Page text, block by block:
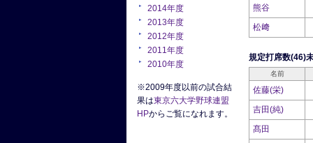
2014年度
2013年度
2012年度
2011年度
2010年度
※2009年度以前の試合結
果は東京六大学野球連盟
HPからご覧になれます。
熊谷
松﨑
規定打席数(46)
名前
佐藤(栄)
吉田(純)
髙田